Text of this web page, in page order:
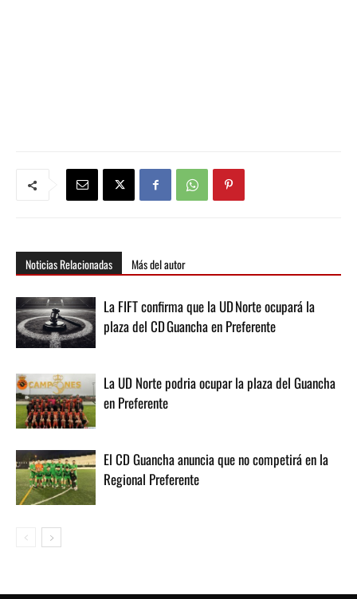
Noticias Relacionadas Más del autor
La FIFT confirma que la UD Norte ocupará la
plaza del CD Guancha en Preferente
La UD Norte podria ocupar la plaza del Guancha
en Preferente
El CD Guancha anuncia que no competirá en la
Regional Preferente